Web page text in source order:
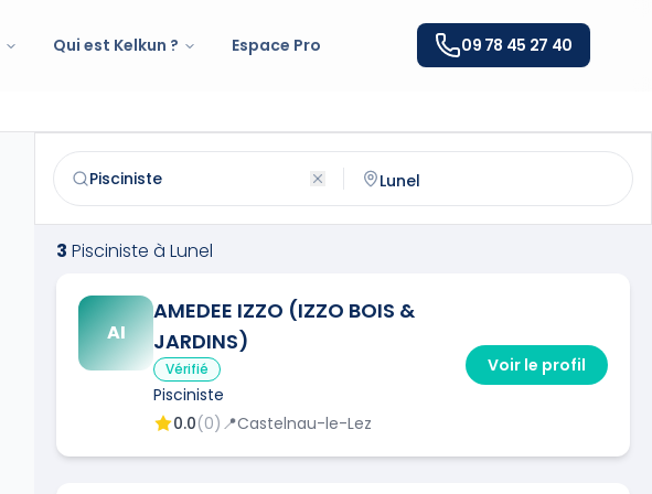
Qui est Kelkun ? Espace Pro 09 78 45 27 40
Trouvez et contactez un
pisciniste qualifié à Lunel
3 Pisciniste à Lunel
AI
AMEDEE IZZO (IZZO BOIS &
JARDINS)
Vérifié
Pisciniste
0.0(0) 📍Castelnau-le-Lez
Voir le profil